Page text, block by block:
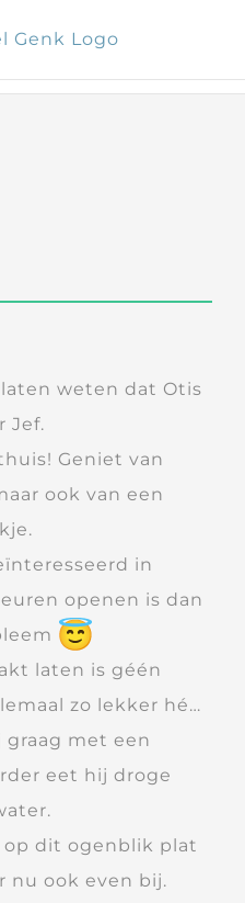
weten dat Otis
Jef.
Geniet van
ook van een
in
openen is dan
laten is géén
zo lekker hé…
met een
eet hij droge
dit ogenblik plat
nu ook even bij.